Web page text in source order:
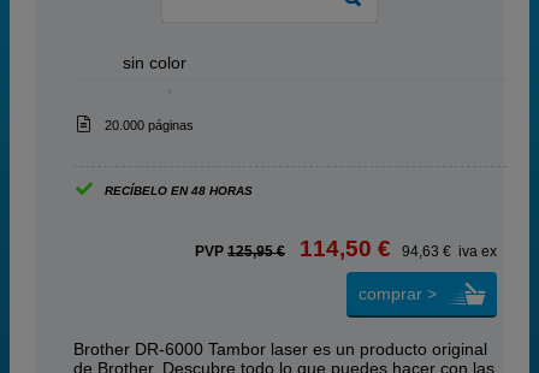
sin color
20.000 páginas
RECÍBELO EN 48 HORAS
PVP 125,95 € 114,50 € 94,63 € iva ex
comprar >
Brother DR-6000 Tambor laser es un producto original
de Brother. Descubre todo lo que puedes hacer con las